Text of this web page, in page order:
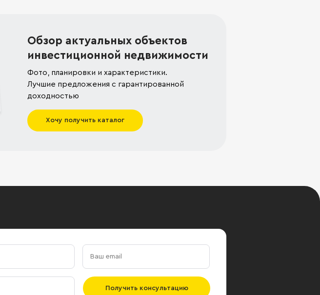
Обзор актуальных объектов
инвестиционной недвижимости
Фото, планировки и характеристики.
Лучшие предложения с гарантированной
доходностью
Хочу получить каталог
Получить консультацию